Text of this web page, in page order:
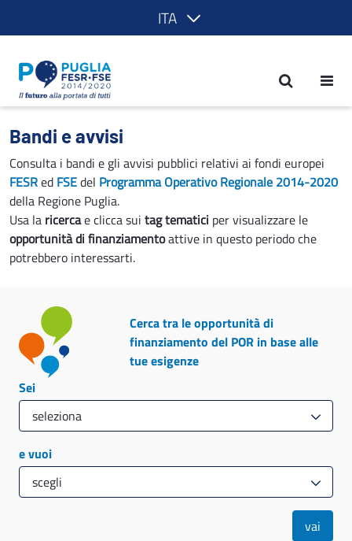
ITA
Bandi e avvisi - POR Puglia 2014-2020
Bandi e avvisi
Consulta i bandi e gli avvisi pubblici relativi ai fondi europei
FESRed FSEdel Programma Operativo Regionale 2014-2020
della Regione Puglia.
Usa la ricercae clicca sui tag tematici per visualizzare le
opportunità di finanziamentoattive in questo periodo che
potrebbero interessarti.
Cerca tra le opportunità di
finanziamento del POR in base alle
tue esigenze
Sei
e vuoi
vai